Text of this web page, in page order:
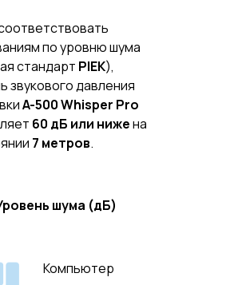
по уровню шума
стандарт PIEK),
звукового давления
A-500 Whisper Pro
60 дБ или нижена
7 метров.
шума (дБ)
Компьютер